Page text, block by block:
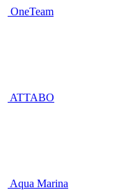
OneTeam
ATTABO
Aqua Marina